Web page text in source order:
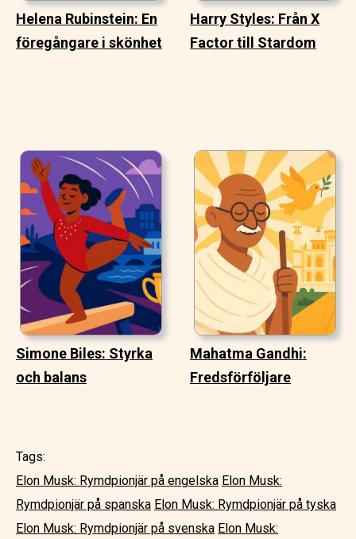
Helena Rubinstein: En
föregångare i skönhet
Harry Styles: Från X
Factor till Stardom
Simone Biles: Styrka
och balans
Mahatma Gandhi:
Fredsförföljare
Tags:
Elon Musk: Rymdpionjär på engelska Elon Musk:
Rymdpionjär på spanska Elon Musk: Rymdpionjär på tyska
Elon Musk: Rymdpionjär på svenska Elon Musk: